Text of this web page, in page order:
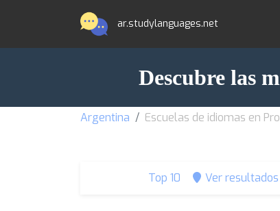
ar.studylanguages.net
Descubre las
Argentina Escuelas de idiomas en
Top 10 Ver